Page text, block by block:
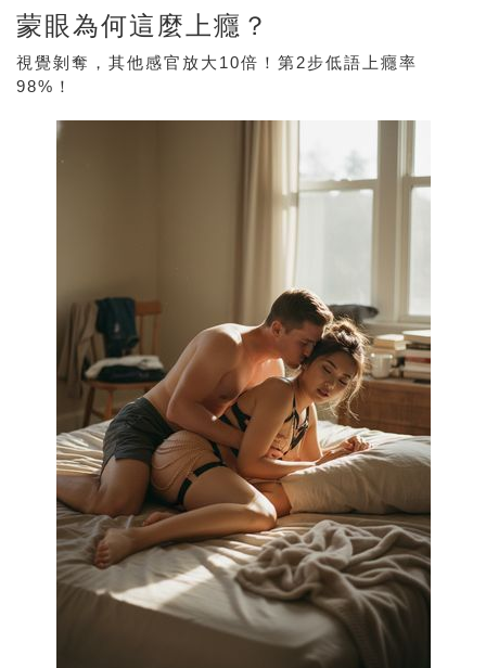
蒙眼為何這麼上癮？
視覺剝奪，其他感官放大10倍！ 第2步低語上癮率
98% ！